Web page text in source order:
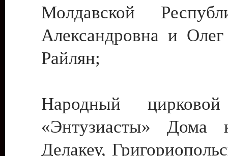
Молдавской
Александровна и
Райлян;
Народный цирковой
«Энтузиасты» Дома
Делакеу,